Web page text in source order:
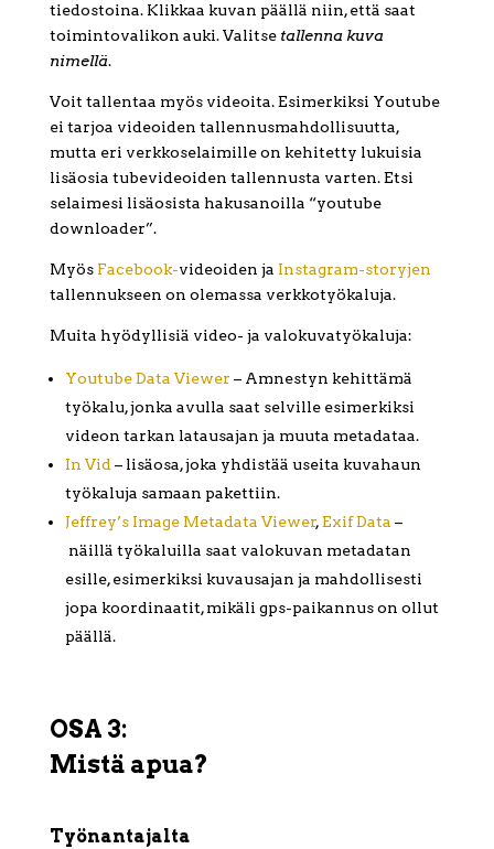
tiedostoina. Klikkaa kuvan päällä niin, että saat
toimintovalikon auki. Valitse tallenna kuva
nimellä.
Voit tallentaa myös videoita. Esimerkiksi Youtube
ei tarjoa videoiden tallennusmahdollisuutta,
mutta eri verkkoselaimille on kehitetty lukuisia
lisäosia tubevideoiden tallennusta varten. Etsi
selaimesi lisäosista hakusanoilla “youtube
downloader”.
Myös Facebook-videoiden ja Instagram-storyjen
tallennukseen on olemassa verkkotyökaluja.
Muita hyödyllisiä video- ja valokuvatyökaluja:
Youtube Data Viewer – Amnestyn kehittämä
työkalu, jonka avulla saat selville esimerkiksi
videon tarkan latausajan ja muuta metadataa.
In Vid– lisäosa, joka yhdistää useita kuvahaun
työkaluja samaan pakettiin.
Jeffrey’s Image Metadata Viewer,Exif Data –
näillä työkaluilla saat valokuvan metadatan
esille, esimerkiksi kuvausajan ja mahdollisesti
jopa koordinaatit, mikäli gps-paikannus on ollut
päällä.
OSA 3:
Mistä apua?
Työnantajalta